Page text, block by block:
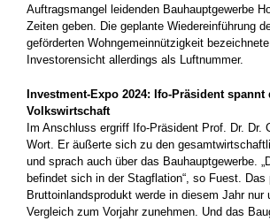
Auftragsmangel leidenden Bauhauptgewerbe
Zeiten geben. Die geplante Wiedereinführung
geförderten Wohngemeinnützigkeit
Investorensicht allerdings als Luftnummer.
Investment-Expo 2024: Ifo-Präsident
Volkswirtschaft
Im Anschluss ergriff Ifo-Präsident Prof. Dr. Dr.
Wort. Er äußerte sich zu den
und sprach auch über das Bauhauptgewerbe.
befindet sich in der Stagflation“, so Fuest. Das
Bruttoinlandsprodukt werde in diesem Jahr nur
Vergleich zum Vorjahr zunehmen. Und das